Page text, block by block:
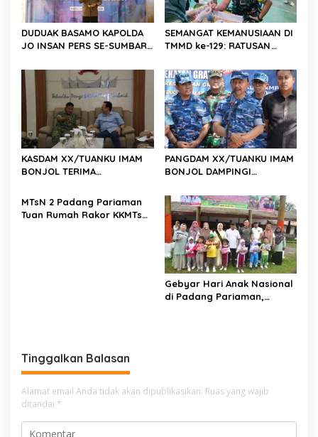
s
DUDUAK BASAMO KAPOLDA
JO INSAN PERS SE-SUMBAR,
Abadhy Dorong Kolaborasi
Polri dan Media Demi
Kepentingan Masyarakat
SEMANGAT KEMANUSIAAN DI
TMMD ke-129: RATUSAN
KEBUTUHAAN STOK DARAH
KASDAM XX/TUANKU IMAM
BONJOL TERIMA
ANGGOTA DPD RI H. IRMAN
GUSMAN, S.E., M.B.A., DI
MAKODAM
PANGDAM XX/TUANKU IMAM
BONJOL DAMPINGI
AU KE-79 DI LANUD SUTAN
SJAHRIR
MTsN 2 Padang Pariaman
Tuan Rumah Rakor KKMTs
Gebyar Hari Anak Nasional
di Padang Pariaman,
Tinggalkan Balasan
Alamat email Anda tidak akan dipublikasikan. Ruas yang wajib
ditandai *